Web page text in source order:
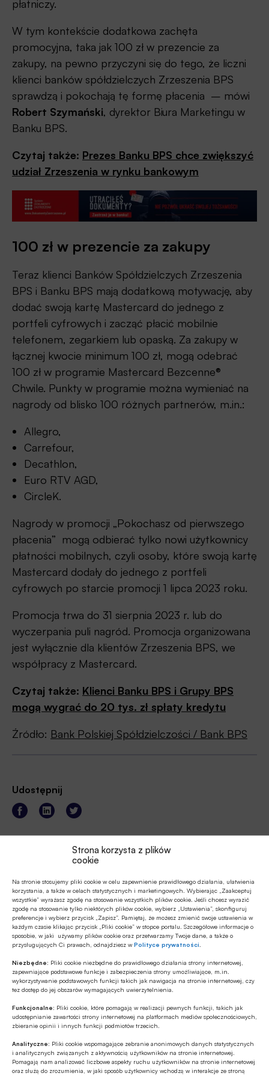
Strona korzysta z plików
cookie
Na stronie stosujemy pliki cookie w celu zapewnienie prawidłowego działania, ułatwienia
korzystania, a także w celach statystycznych i marketingowych. Wybierając „Zaakceptuj
wszystkie” wyrażasz zgodę na stosowanie wszystkich plików cookie. Jeśli chcesz wyrazić
zgodę na stosowanie tylko niektórych plików cookie, wybierz „Ustawienia”, skonfiguruj
preferencje i wybierz przycisk „Zapisz”. Pamiętaj, że możesz zmienić swoje ustawienia w
każdym czasie klikając przycisk „Pliki cookie” w stopce portalu. Szczegółowe informacje o
sposobie, w jaki używamy plików cookie oraz przetwarzamy Twoje dane, a także o
przysługujących Ci prawach, odnajdziesz wPolityce prywatności
Niezbędne: Pliki cookie niezbędne do prawidłowego działania strony internetowej,
zapewniające podstawowe funkcje i zabezpieczenia strony umożliwiające, m.in.
wykorzystywanie podstawowych funkcji takich jak nawigacja na stronie internetowej, czy
tez dostęp do jej obszarów wymagających uwierzytelnienia.
Funkcjonalne: Pliki cookie, które pomagają w realizacji pewnych funkcji, takich jak
udostępnianie zawartości strony internetowej na platformach mediów społecznościowych,
zbieranie opinii i innych funkcji podmiotów trzecich.
Analityczne: Pliki cookie wspomagające zebranie anonimowych danych statystycznych
i analitycznych związanych z aktywnością użytkowników na stronie internetowej.
Pomagają nam analizować liczbowe aspekty ruchu użytkowników na stronie internetowej
oraz służą do zrozumienia, w jaki sposób użytkownicy wchodzą w interakcje ze stroną
płatniczy.
W tym kontekście dodatkowa zachęta
promocyjna, taka jak 100 zł w prezencie za
zakupy, na pewno przyczyni się do tego, że liczni
klienci banków spółdzielczych Zrzeszenia BPS
sprawdzą i pokochają tę formę płacenia – mówi
Robert Szymański, dyrektor Biura Marketingu w
Banku BPS.
Czytaj także: Prezes Banku BPS chce zwiększyć
udział Zrzeszenia w rynku bankowym
100 zł w prezencie za zakupy
Teraz klienci Banków Spółdzielczych Zrzeszenia
BPS i Banku BPS mają dodatkową motywację, aby
dodać swoją kartę Mastercard do jednego z
portfeli cyfrowych i zacząć płacić mobilnie
telefonem, zegarkiem lub opaską. Za zakupy w
łącznej kwocie minimum 100 zł, mogą odebrać
100 zł w programie Mastercard Bezcenne®
Chwile. Punkty w programie można wymieniać na
nagrody od blisko 100 różnych partnerów, m.in.:
Allegro,
Carrefour,
Decathlon,
Euro RTV AGD,
CircleK.
Nagrody w promocji „Pokochasz od pierwszego
płacenia” mogą odbierać tylko nowi użytkownicy
płatności mobilnych, czyli osoby, które swoją kartę
Mastercard dodały do jednego z portfeli
cyfrowych po starcie promocji 1 lipca 2023 roku.
Promocja trwa do 31 sierpnia 2023 r. lub do
wyczerpania puli nagród. Promocja organizowana
jest wyłącznie dla klientów Zrzeszenia BPS, we
współpracy z Mastercard.
Czytaj także: Klienci Banku BPS i Grupy BPS
mogą wygrać do 20 tys. zł spłaty kredytu
Źródło: Bank Polskiej Spółdzielczości / Bank BPS
Udostępnij
Apple Pay Bank BPS Mobilnie
Bank Polskiej Spółdzielczości / Bank BPS
Banki spółdzielcze Bankowość spółdzielcza
Cyfrowe portfele / digital wallets Fitbit Pay
Garmin Pay Google Pay Mastercard
Płatności bezgotówkowe Promocje / Rabaty
Robert Szymański Xiaomi Pay
Zrzeszenie BPS